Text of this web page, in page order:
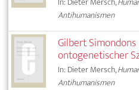
Antihumanismen
Gilbert Simondons
ontogenetischer
In: Dieter Mersch,
Antihumanismen